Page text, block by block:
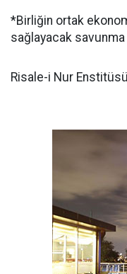
*Birliğin ortak
sağlayacak savunma
Risale-i Nur Enstitüsü